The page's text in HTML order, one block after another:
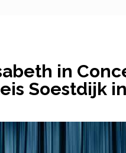
in
Soestdijk